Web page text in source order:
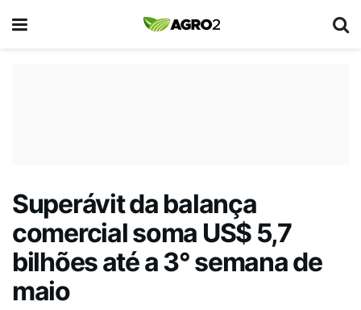
Superávit da balança
comercial soma US$ 5,7
bilhões até a 3° semana de
maio